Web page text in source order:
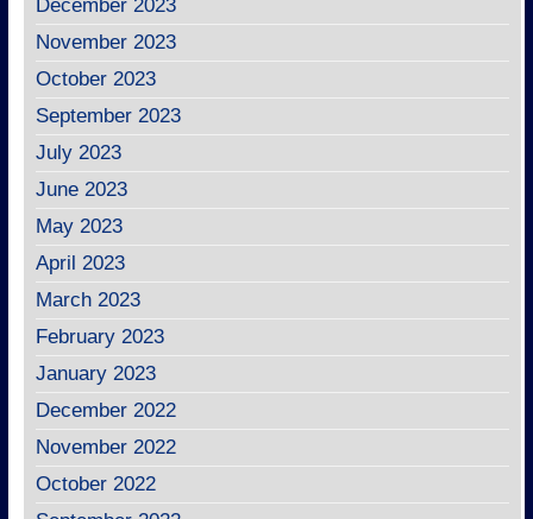
December 2023
November 2023
October 2023
September 2023
July 2023
June 2023
May 2023
April 2023
March 2023
February 2023
January 2023
December 2022
November 2022
October 2022